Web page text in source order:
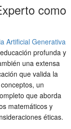
como
Artificial Generativa
profunda y
una extensa
que valida la
un
que aborda
matemáticos y
éticas.